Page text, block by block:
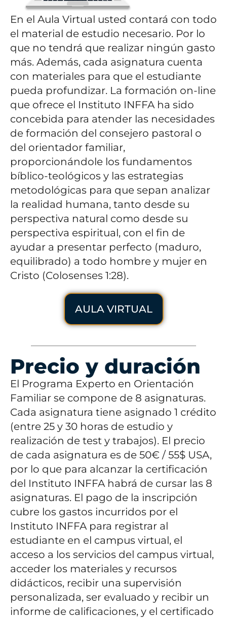
En el Aula Virtual usted contará con todo
el material de estudio necesario. Por lo
que no tendrá que realizar ningún gasto
más. Además, cada asignatura cuenta
con materiales para que el estudiante
pueda profundizar. La formación on-line
que ofrece el Instituto INFFA ha sido
concebida para atender las necesidades
de formación del consejero pastoral o
del orientador familiar,
proporcionándole los fundamentos
bíblico-teológicos y las estrategias
metodológicas para que sepan analizar
la realidad humana, tanto desde su
perspectiva natural como desde su
perspectiva espiritual, con el fin de
ayudar a presentar perfecto (maduro,
equilibrado) a todo hombre y mujer en
Cristo (Colosenses 1:28).
AULA VIRTUAL
Precio y duración
El Programa Experto en Orientación
Familiar se compone de 8 asignaturas.
Cada asignatura tiene asignado 1 crédito
(entre 25 y 30 horas de estudio y
realización de test y trabajos). El precio
de cada asignatura es de 50€ / 55$ USA,
por lo que para alcanzar la certificación
del Instituto INFFA habrá de cursar las 8
asignaturas. El pago de la inscripción
cubre los gastos incurridos por el
Instituto INFFA para registrar al
estudiante en el campus virtual, el
acceso a los servicios del campus virtual,
acceder los materiales y recursos
didácticos, recibir una supervisión
personalizada, ser evaluado y recibir un
informe de calificaciones, y el certificado